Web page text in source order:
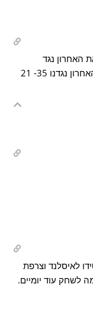
באליפות – את האחרון נגד
איסלנד 23- 12 שהספיק להם לניצחון ואת האחרון נגדנו 35- 21
לאיסלנד וצרפת
לשחק עוד יומיים.